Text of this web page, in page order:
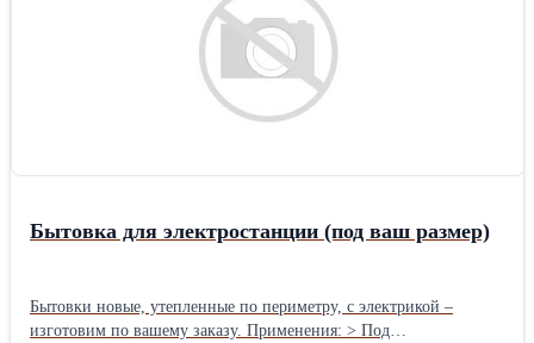
Бытовка для электростанции (под ваш размер)
Бытовки новые, утепленные по периметру, с электрикой –
изготовим по вашему заказу. Применения: > Под